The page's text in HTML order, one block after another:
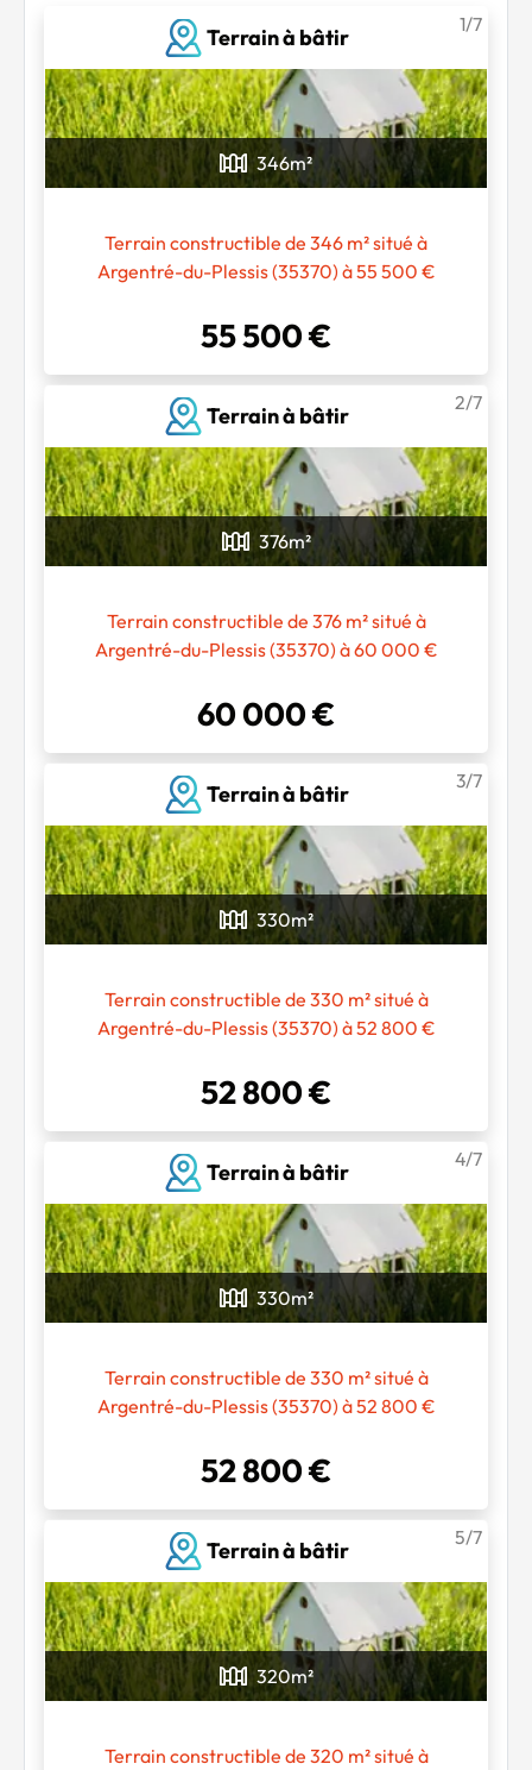
Chargement...
Terrain à bâtir
1/7
346m²
Terrain constructible de 346 m² situé à
Argentré-du-Plessis (35370) à 55 500 €
55 500 €
Terrain à bâtir
2/7
376m²
Terrain constructible de 376 m² situé à
Argentré-du-Plessis (35370) à 60 000 €
60 000 €
Terrain à bâtir
3/7
330m²
Terrain constructible de 330 m² situé à
Argentré-du-Plessis (35370) à 52 800 €
52 800 €
Terrain à bâtir
4/7
330m²
Terrain constructible de 330 m² situé à
Argentré-du-Plessis (35370) à 52 800 €
52 800 €
Terrain à bâtir
5/7
320m²
Terrain constructible de 320 m² situé à